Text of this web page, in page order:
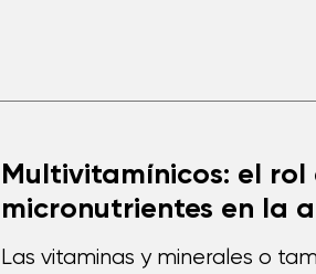
Multivitamínicos: el rol
micronutrientes en la
Las vitaminas y minerales o